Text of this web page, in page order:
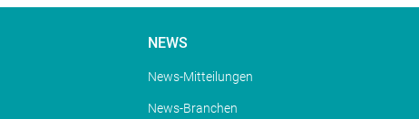
NEWS
News-Mitteilungen
News-Branchen